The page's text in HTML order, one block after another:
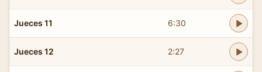
Jueces 11 6:30
Jueces 12 2:27